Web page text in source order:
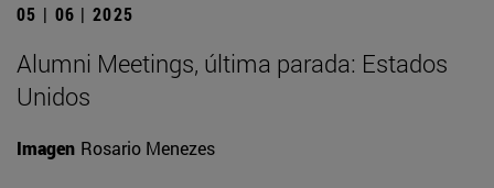
05 | 06 | 2025
Alumni Meetings, última parada: Estados
Unidos
Imagen Rosario Menezes